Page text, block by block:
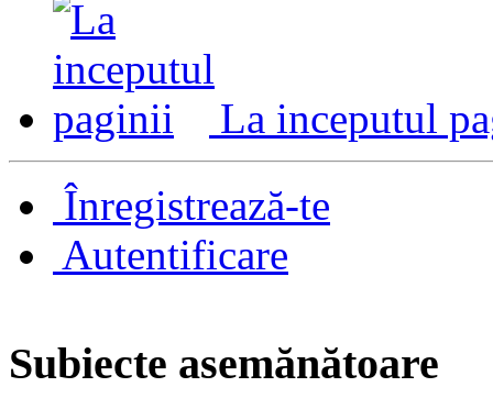
La inceputul
Înregistrează-te
Autentificare
Subiecte asemănătoare